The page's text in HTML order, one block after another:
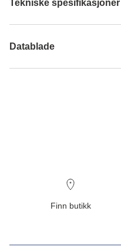
Tekniske spesifikasjoner
Datablade
Finn butikk